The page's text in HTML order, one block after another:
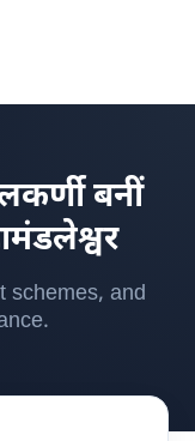
बनीं
schemes, and